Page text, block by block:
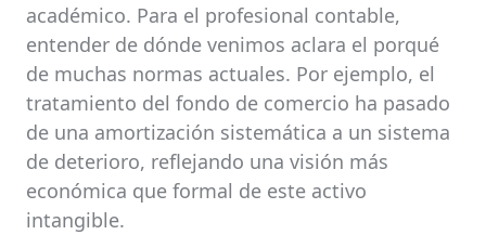
académico. Para el profesional contable,
entender de dónde venimos aclara el porqué
de muchas normas actuales. Por ejemplo, el
tratamiento del fondo de comercio ha pasado
de una amortización sistemática a un sistema
de deterioro, reflejando una visión más
económica que formal de este activo
intangible.